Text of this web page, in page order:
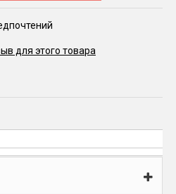
для этого товара